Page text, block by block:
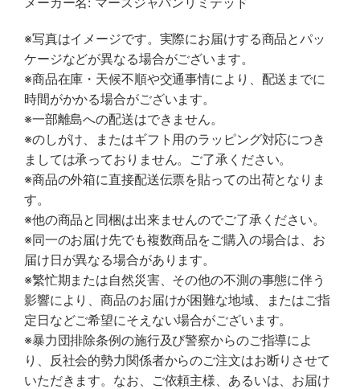
※写真はイメージです。実際にお届けする商品とパッ
ケージなどが異なる場合がございます。
※商品在庫・天候不順や交通事情により、配送までに
時間がかかる場合がございます。
※一部離島への配送はできません。
※のしがけ、またはギフト用のラッピング対応につき
ましては承っておりません。ご了承ください。
※商品の外箱に直接配送伝票を貼っての出荷となりま
す。
※他の商品と同梱は出来ませんのでご了承ください。
※同一のお届け先でも複数商品をご購入の場合は、お
届け日が異なる場合があります。
※繁忙期または自然災害、その他の不測の事態に伴う
影響により、商品のお届けが困難な地域、またはご指
定日などご希望にそえない場合がございます。
※暴力団排除条例の施行及び警察からのご指導によ
り、反社会的勢力関係者からのご注文はお断りさせて
いただきます。なお、ご依頼主様、あるいは、お届け